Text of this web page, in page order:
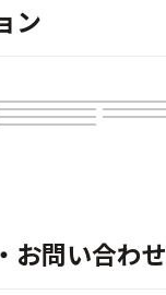
ン
お問い合わせ